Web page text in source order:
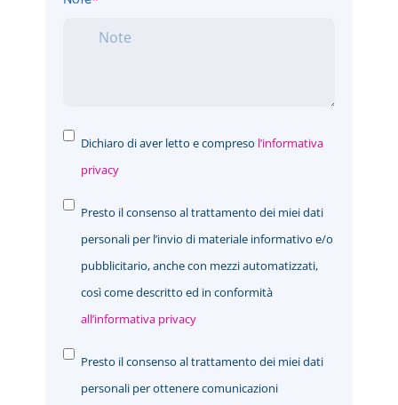
Dichiaro di aver letto e compreso l’informativa
privacy
Presto il consenso al trattamento dei miei dati
personali per l’invio di materiale informativo e/o
pubblicitario, anche con mezzi automatizzati,
così come descritto ed in conformità
all’informativa privacy
Presto il consenso al trattamento dei miei dati
personali per ottenere comunicazioni